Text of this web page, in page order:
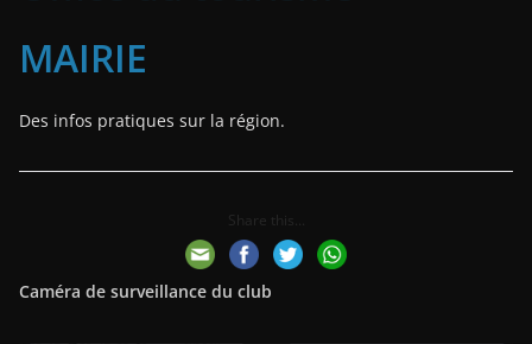
MAIRIE
Des infos pratiques sur la région.
Share this...
Caméra de surveillance du club